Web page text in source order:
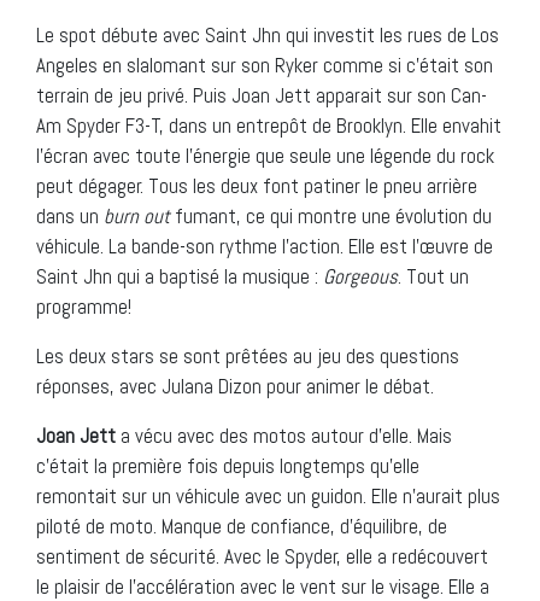
Le spot débute avec Saint Jhn qui investit les rues de Los
Angeles en slalomant sur son Ryker comme si c’était son
terrain de jeu privé. Puis Joan Jett apparait sur son Can-
Am Spyder F3-T, dans un entrepôt de Brooklyn. Elle envahit
l’écran avec toute l’énergie que seule une légende du rock
peut dégager. Tous les deux font patiner le pneu arrière
dans un burn outfumant, ce qui montre une évolution du
véhicule. La bande-son rythme l’action. Elle est l’œuvre de
Saint Jhn qui a baptisé la musique : Gorgeous. Tout un
programme!
Les deux stars se sont prêtées au jeu des questions
réponses, avec Julana Dizon pour animer le débat.
Joan Jett a vécu avec des motos autour d’elle. Mais
c’était la première fois depuis longtemps qu’elle
remontait sur un véhicule avec un guidon. Elle n’aurait plus
piloté de moto. Manque de confiance, d’équilibre, de
sentiment de sécurité. Avec le Spyder, elle a redécouvert
le plaisir de l’accélération avec le vent sur le visage. Elle a